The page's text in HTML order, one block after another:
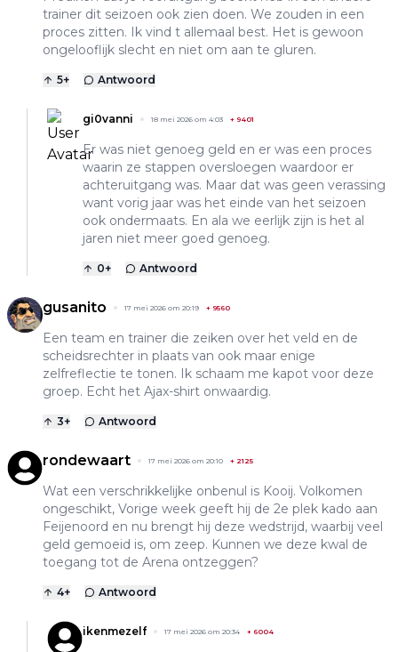
trainer dit seizoen ook zien doen. We zouden in een
proces zitten. Ik vind t allemaal best. Het is gewoon
ongelooflijk slecht en niet om aan te gluren.
5+ Antwoord
gi0vanni 18 mei 2026 om 4:03 + 9401
Er was niet genoeg geld en er was een proces
waarin ze stappen oversloegen waardoor er
achteruitgang was. Maar dat was geen verassing
want vorig jaar was het einde van het seizoen
ook ondermaats. En ala we eerlijk zijn is het al
jaren niet meer goed genoeg.
0+ Antwoord
gusanito 17 mei 2026 om 20:19 + 9560
Een team en trainer die zeiken over het veld en de
scheidsrechter in plaats van ook maar enige
zelfreflectie te tonen. Ik schaam me kapot voor deze
groep. Echt het Ajax-shirt onwaardig.
3+ Antwoord
rondewaart 17 mei 2026 om 20:10 + 2125
Wat een verschrikkelijke onbenul is Kooij. Volkomen
ongeschikt, Vorige week geeft hij de 2e plek kado aan
Feijenoord en nu brengt hij deze wedstrijd, waarbij veel
geld gemoeid is, om zeep. Kunnen we deze kwal de
toegang tot de Arena ontzeggen?
4+ Antwoord
ikenmezelf 17 mei 2026 om 20:34 + 6004